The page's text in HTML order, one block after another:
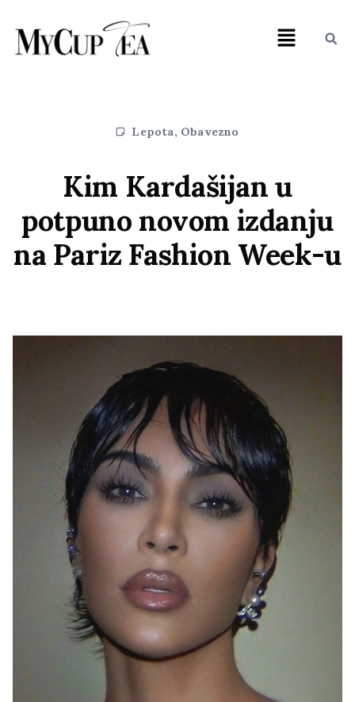
Lepota, Obavezno
Kim Kardašijan u
potpuno novom izdanju
na Pariz Fashion Week-u